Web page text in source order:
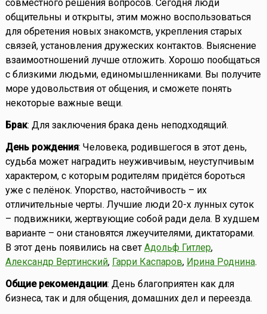
совместного решения вопросов. Сегодня люди
общительны и открыты, этим можно воспользоваться
для обретения новых знакомств, укрепления старых
связей, установления дружеских контактов. Выяснение
взаимоотношений лучше отложить. Хорошо пообщаться
с близкими людьми, единомышленниками. Вы получите
море удовольствия от общения, и сможете понять
некоторые важные вещи.
Брак: Для заключения брака день неподходящий.
День рождения: Человека, родившегося в этот день,
судьба может наградить неуживчивым, неуступчивым
характером, с которым родителям придётся бороться
уже с пелёнок. Упорство, настойчивость – их
отличительные черты. Лучшие люди 20-х лунных суток
– подвижники, жертвующие собой ради дела. В худшем
варианте – они становятся лжеучителями, диктаторами.
В этот день появились на свет Адольф Гитлер,
Александр Вертинский, Гарри Каспаров, Ирина Роднина.
Общие рекомендации: День благоприятен как для
бизнеса, так и для общения, домашних дел и переезда.